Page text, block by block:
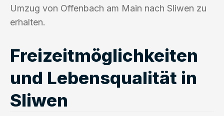
Umzug von Offenbach am Main nach Sliwen zu
erhalten.
Freizeitmöglichkeiten
und Lebensqualität in
Sliwen